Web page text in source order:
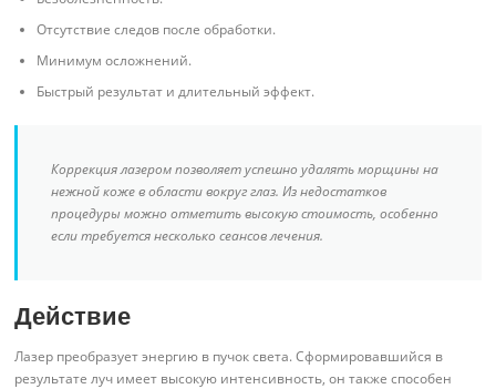
Отсутствие следов после обработки.
Минимум осложнений.
Быстрый результат и длительный эффект.
Коррекция лазером позволяет успешно удалять морщины на
нежной коже в области вокруг глаз. Из недостатков
процедуры можно отметить высокую стоимость, особенно
если требуется несколько сеансов лечения.
Действие
Лазер преобразует энергию в пучок света. Сформировавшийся в
результате луч имеет высокую интенсивность, он также способен